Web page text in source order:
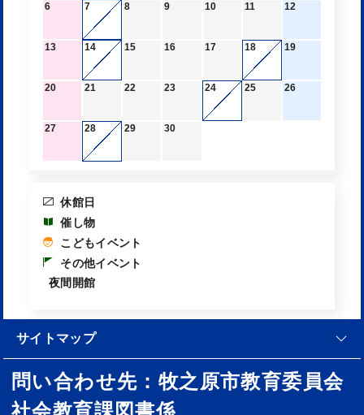
6 7 8 9 10 11 12
13 14 15 16 17 18 19
20 21 22 23 24 25 26
27 28 29 30
休館日
催し物
こどもイベント
その他イベント
夜間開館
サイトマップ
問い合わせ先：牧之原市教育委員会
社会教育課図書係